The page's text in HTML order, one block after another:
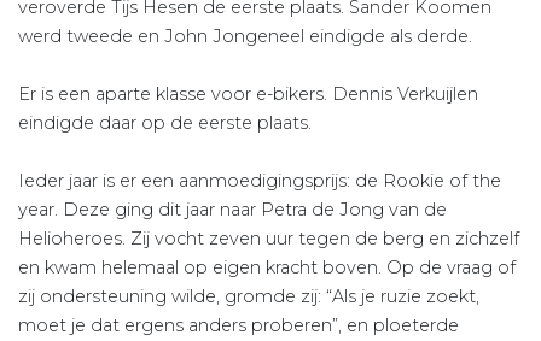
veroverde Tijs Hesen de eerste plaats. Sander Koomen
werd tweede en John Jongeneel eindigde als derde.
Er is een aparte klasse voor e-bikers. Dennis Verkuijlen
eindigde daar op de eerste plaats.
Ieder jaar is er een aanmoedigingsprijs: de Rookie of the
year. Deze ging dit jaar naar Petra de Jong van de
Helioheroes. Zij vocht zeven uur tegen de berg en zichzelf
en kwam helemaal op eigen kracht boven. Op de vraag of
zij ondersteuning wilde, gromde zij: “Als je ruzie zoekt,
moet je dat ergens anders proberen”, en ploeterde